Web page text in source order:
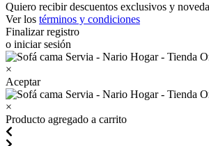
Quiero recibir descuentos exclusivos y
Ver los términos y condiciones
Finalizar registro
o iniciar sesión
×
Aceptar
×
Producto agregado a carrito